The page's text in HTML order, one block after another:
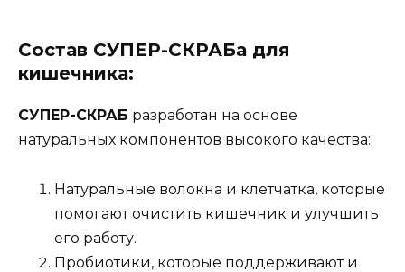
Состав СУПЕР-СКРАБа для
кишечника:
СУПЕР-СКРАБ разработан на основе
натуральных компонентов высокого качества:
Натуральные волокна и клетчатка, которые
помогают очистить кишечник и улучшить
его работу.
Пробиотики, которые поддерживают и